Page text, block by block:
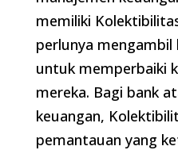
memiliki
perlunya mengambil
untuk memperbaiki
mereka. Bagi bank
keuangan,
pemantauan yang